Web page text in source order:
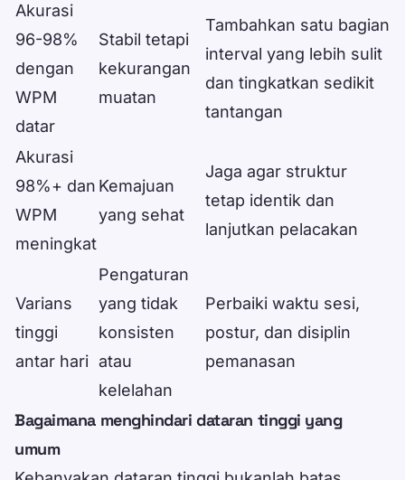
Akurasi
96-98%
dengan
WPM
datar
Stabil tetapi
kekurangan
muatan
Tambahkan satu bagian
interval yang lebih sulit
dan tingkatkan sedikit
tantangan
Akurasi
98%+ dan
WPM
meningkat
Kemajuan
yang sehat
Jaga agar struktur
tetap identik dan
lanjutkan pelacakan
Varians
tinggi
antar hari
Pengaturan
yang tidak
konsisten
atau
kelelahan
Perbaiki waktu sesi,
postur, dan disiplin
pemanasan
Bagaimana menghindari dataran tinggi yang
umum